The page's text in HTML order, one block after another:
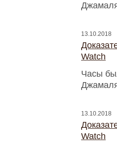
13.10.2018
Watch
Часы
13.10.2018
Watch